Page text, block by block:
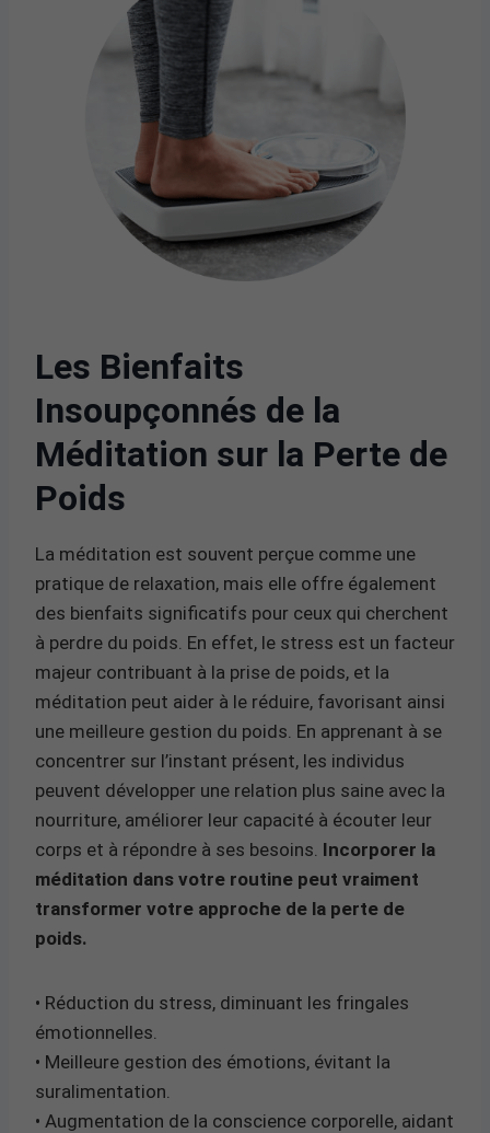
Les Bienfaits
Insoupçonnés de la
Méditation sur la Perte de
Poids
La méditation est souvent perçue comme une
pratique de relaxation, mais elle offre également
des bienfaits significatifs pour ceux qui cherchent
à perdre du poids. En effet, le stress est un facteur
majeur contribuant à la prise de poids, et la
méditation peut aider à le réduire, favorisant ainsi
une meilleure gestion du poids. En apprenant à se
concentrer sur l’instant présent, les individus
peuvent développer une relation plus saine avec la
nourriture, améliorer leur capacité à écouter leur
corps et à répondre à ses besoins. Incorporer la
méditation dans votre routine peut vraiment
transformer votre approche de la perte de
poids.
• Réduction du stress, diminuant les fringales
émotionnelles.
• Meilleure gestion des émotions, évitant la
suralimentation.
• Augmentation de la conscience corporelle, aidant